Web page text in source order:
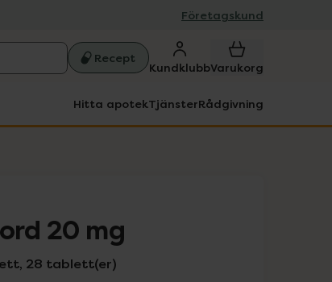
Företagskund
Recept
KundklubbVarukorg
Hitta apotekTjänsterRådgivning
20 mg
28 tablett(er)